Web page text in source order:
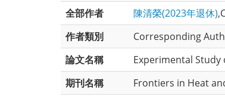
全部作者
陳清榮(2023年退休)
作者類別
Corresponding
論文名稱
Experimental
期刊名稱
Frontiers in Heat